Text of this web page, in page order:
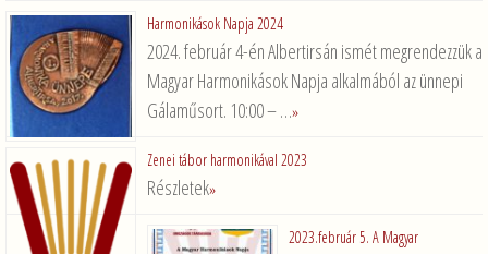
Harmonikások Napja 2024
2024. február 4-én Albertirsán ismét megrendezzük a
Magyar Harmonikások Napja alkalmából az ünnepi
Gálaműsort. 10:00 – …»
Zenei tábor harmonikával 2023
Részletek»
2023.február 5. A Magyar